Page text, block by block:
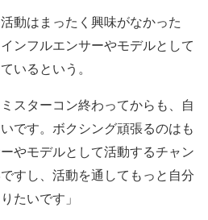
動はまったく興味がなかった
ンフルエンサーやモデルとして
いるという。
スターコン終わってからも、自
です。ボクシング頑張るのはも
やモデルとして活動するチャン
すし、活動を通してもっと自分
たいです」